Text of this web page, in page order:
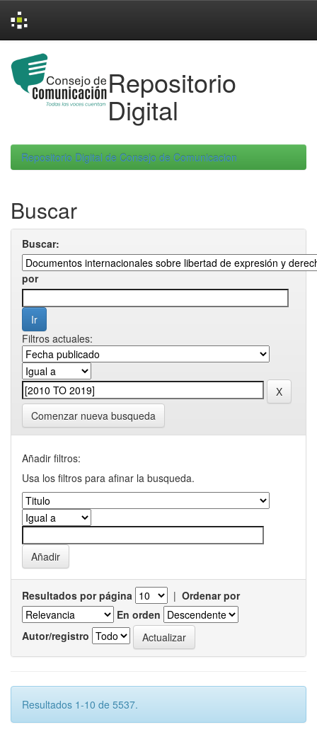
navigation
Repositorio
Digital
Repositorio Digital de Consejo de Comunicacion
Buscar
Buscar:
por
Filtros actuales:
Comenzar nueva busqueda
Añadir filtros:
Usa los filtros para afinar la busqueda.
Resultados por página | Ordenar por
En orden
Autor/registro
Resultados 1-10 de 5537.